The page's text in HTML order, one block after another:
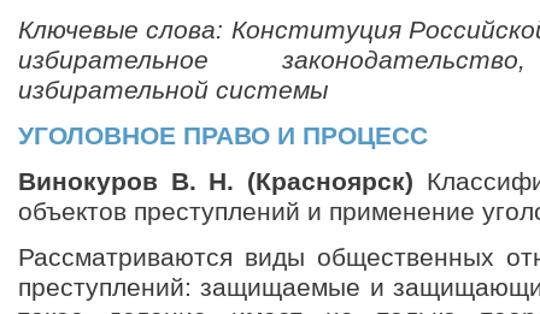
Ключевые слова: Конституция
избирательное
избирательной системы
УГОЛОВНОЕ ПРАВО И ПРОЦЕСС
Винокуров В. Н. (Красноярск)
объектов преступлений и применение
Рассматриваются виды общественных
преступлений: защищаемые и